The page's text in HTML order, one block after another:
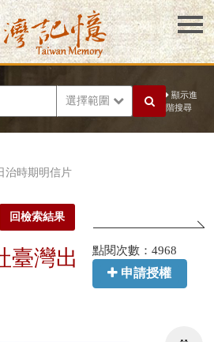
選擇範圍
顯示進
階搜尋
治時期明信片
回檢索結果
臺灣出
點閱次數：4968
申請授權